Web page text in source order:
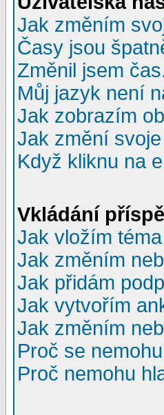
Jak změním
Časy jsou
Změnil jsem
Můj jazyk není
Jak zobrazím
Jak změní
Když kliknu na
Vkládání
Jak vložím
Jak změním
Jak přidám
Jak vytvořím
Jak změním
Proč se
Proč nemohu